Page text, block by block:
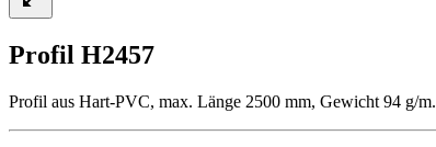
Profil H2457
Profil aus Hart-PVC, max. Länge 2500 mm, Gewicht 94 g/m.